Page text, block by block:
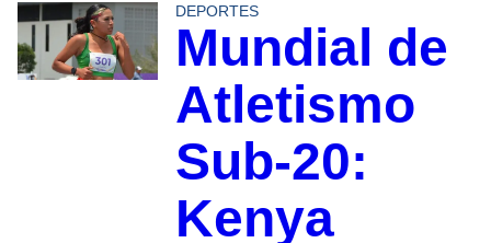
DEPORTES
Mundial de
Atletismo
Sub-20:
Kenya